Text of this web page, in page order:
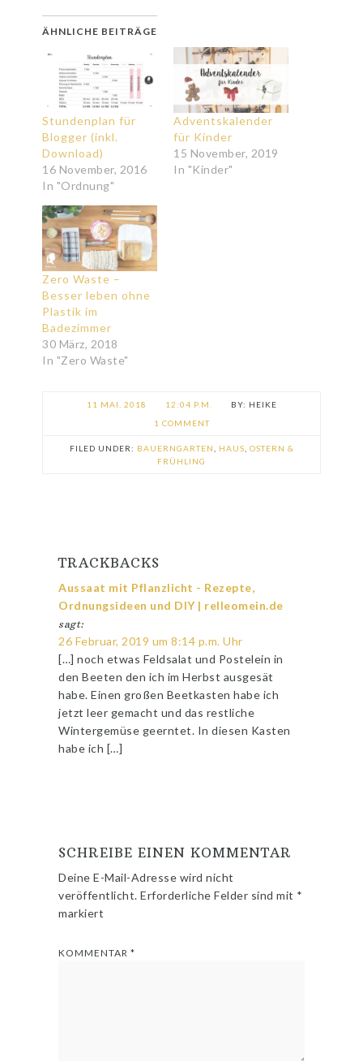
ÄHNLICHE BEITRÄGE
Stundenplan für
Blogger (inkl.
Download)
16 November, 2016
In "Ordnung"
Adventskalender
für Kinder
15 November, 2019
In "Kinder"
Zero Waste –
Besser leben ohne
Plastik im
Badezimmer
30 März, 2018
In "Zero Waste"
11 MAI, 2018 12:04 P.M.
HEIKE
1 COMMENT
FILED UNDER: BAUERNGARTEN HAUS OSTERN &
FRÜHLING
TRACKBACKS
Aussaat mit Pflanzlicht - Rezepte,
Ordnungsideen und DIY | relleomein.de
sagt:
26 Februar, 2019 um 8:14 p.m. Uhr
[…] noch etwas Feldsalat und Postelein in
den Beeten den ich im Herbst ausgesät
habe. Einen großen Beetkasten habe ich
jetzt leer gemacht und das restliche
Wintergemüse geerntet. In diesen Kasten
habe ich […]
SCHREIBE EINEN KOMMENTAR
Deine E-Mail-Adresse wird nicht
veröffentlicht. Erforderliche Felder sind mit *
markiert
KOMMENTAR*